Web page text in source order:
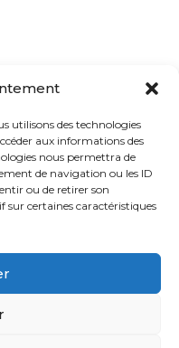
utilisons des technologies
aux informations des
nous permettra de
de navigation ou les ID
ou de retirer son
certaines caractéristiques